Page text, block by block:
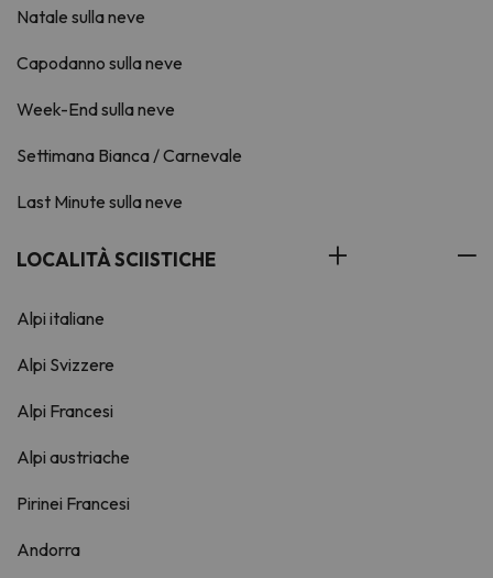
Natale sulla neve
Capodanno sulla neve
Week-End sulla neve
Settimana Bianca / Carnevale
Last Minute sulla neve
LOCALITÀ SCIISTICHE
Alpi italiane
Alpi Svizzere
Alpi Francesi
Alpi austriache
Pirinei Francesi
Andorra